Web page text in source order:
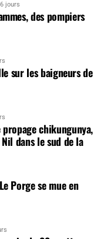
jours
des pompiers
sur les baigneurs de
chikungunya,
dans le sud de la
Porge se mue en